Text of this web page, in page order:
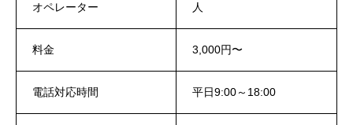
オペレーター 人
料金 3,000円〜
電話対応時間 平日9:00～18:00